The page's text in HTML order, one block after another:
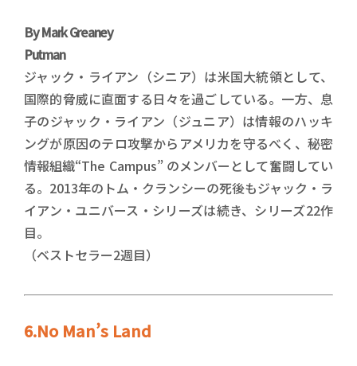
By Mark Greaney
Putman
ジャック・ライアン（シニア）は米国大統領として、
国際的脅威に直面する日々を過ごしている。一方、息
子のジャック・ライアン（ジュニア）は情報のハッキ
ングが原因のテロ攻撃からアメリカを守るべく、秘密
情報組織“The Campus” のメンバーとして奮闘してい
る。2013年のトム・クランシーの死後もジャック・ラ
イアン・ユニバース・シリーズは続き、シリーズ22作
目。
（ベストセラー2週目）
6.No Man’s Land